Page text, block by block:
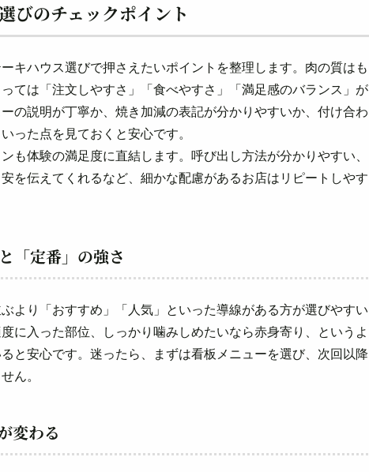
びのチェックポイント
キハウス選びで押さえたいポイントを整理します。肉の質はも
ては「注文しやすさ」「食べやすさ」「満足感のバランス」が
の説明が丁寧か、焼き加減の表記が分かりやすいか、付け合わ
った点を見ておくと安心です。
も体験の満足度に直結します。呼び出し方法が分かりやすい、
を伝えてくれるなど、細かな配慮があるお店はリピートしやす
「定番」の強さ
より「おすすめ」「人気」といった導線がある方が選びやすい
に入った部位、しっかり噛みしめたいなら赤身寄り、というよ
と安心です。迷ったら、まずは看板メニューを選び、次回以降
ん。
変わる